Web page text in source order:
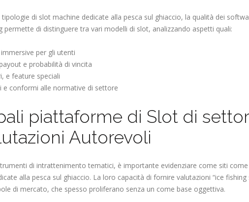
di slot machine dedicate alla pesca sul ghiaccio, la qualità dei
permette di distinguere tra vari modelli di slot, analizzando aspetti quali:
per gli utenti
e probabilità di vincita
e feature speciali
e conformi alle normative di settore
piattaforme di Slot di
Autorevoli
di intrattenimento tematici, è importante evidenziare come siti come
alla pesca sul ghiaccio. La loro capacità di fornire valutazioni “ice
di mercato, che spesso proliferano senza un come base oggettiva.